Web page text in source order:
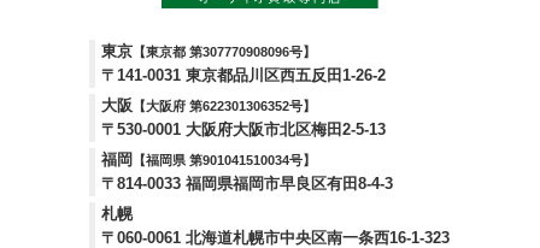
東京 【東京都 第307770908096号】
〒141-0031 東京都品川区西五反田1-26-2
大阪
【大阪府 第622301306352号】
〒530-0001 大阪府大阪市北区梅田2-5-13
福岡
【福岡県 第901041510034号】
〒814-0033 福岡県福岡市早良区有田8-4-3
札幌
〒060-0061 北海道札幌市中央区南一条西16-1-323